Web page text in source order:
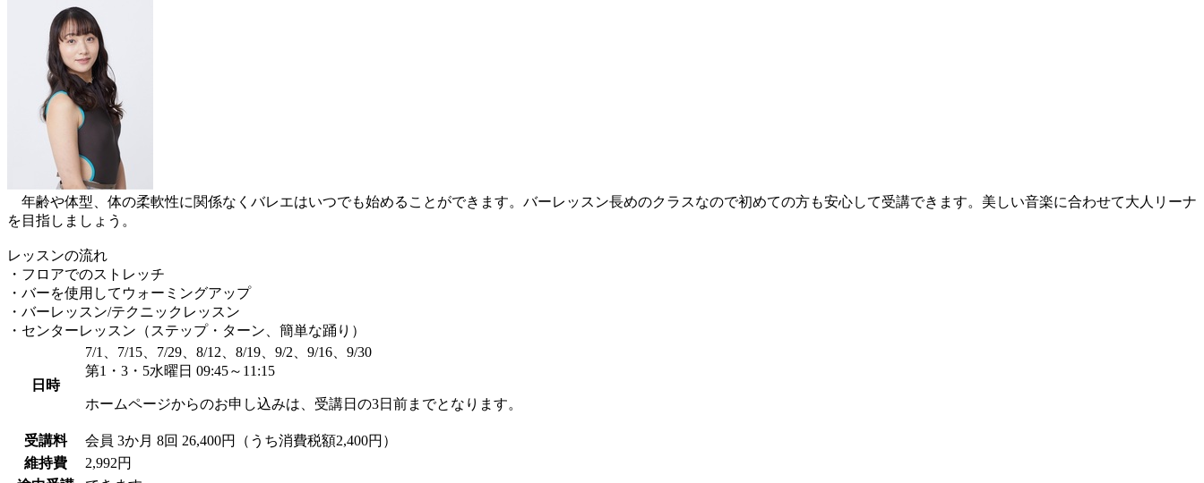
年齢や体型、体の柔軟性に関係なくバレエはいつでも始めることができます。バーレッスン長めのクラスなので初めての方も安心して受講できます。美しい音楽に合わせて大人リーナ
を目指しましょう。
レッスンの流れ
・フロアでのストレッチ
・バーを使用してウォーミングアップ
・バーレッスン/テクニックレッスン
・センターレッスン（ステップ・ターン、簡単な踊り）
日時
7/1、7/15、7/29、8/12、8/19、9/2、9/16、9/30
第1・3・5水曜日 09:45～11:15
ホームページからのお申し込みは、受講日の3日前までとなります。
受講料 会員 3か月 8回 26,400円（うち消費税額2,400円）
維持費
2,992円